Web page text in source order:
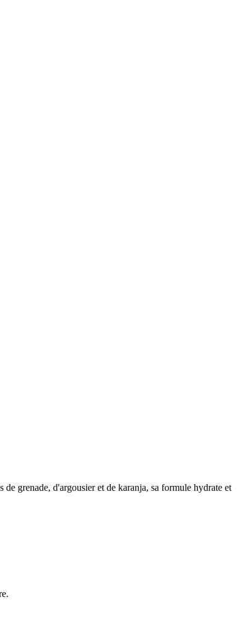
grenade, d'argousier et de karanja, sa formule hydrate et